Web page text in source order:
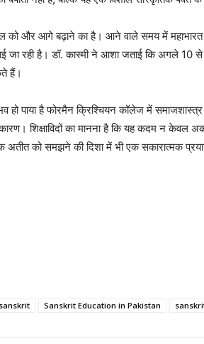
को और आगे बढ़ाने का है। आने वाले समय में
रही है। डॉ. कास्मी ने आशा जताई कि अगले 10 से
हैं।
हो पाया है फोरमैन क्रिश्चियन कॉलेज में
शिक्षाविदों का मानना है कि यह कदम न केवल
को समझने की दिशा में भी एक सकारात्मक प्रयास
sanskrit Sanskrit Education in Pakistan